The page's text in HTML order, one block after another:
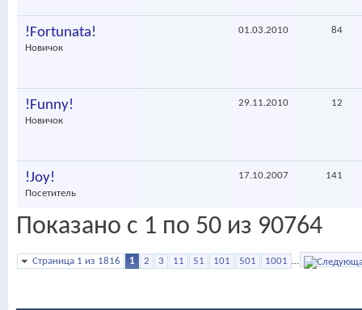
!Fortunata!
Новичок
01.03.2010 84
!Funny!
Новичок
29.11.2010 12
!Joy!
Посетитель
17.10.2007 141
Показано с 1 по 50 из 90764
Страница 1 из 1816 1 2 3 11 51 101 501 1001 ...